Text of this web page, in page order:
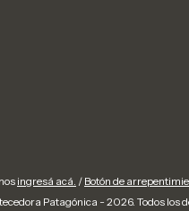
ingresá acá. / Botón de
Patagónica - 2026. Todos los